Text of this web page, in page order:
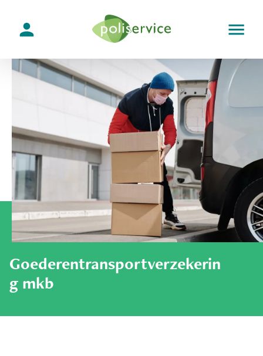
Goederentransportverzekerin
g mkb